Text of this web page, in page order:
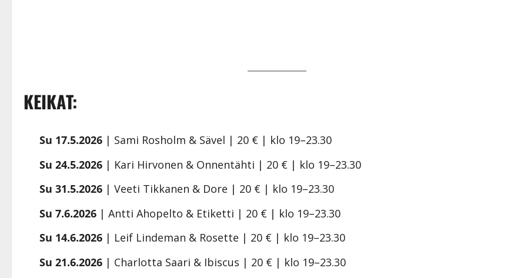
KEIKAT:
Su 17.5.2026 | Sami Rosholm & Sävel | 20 € | klo 19–23.30
Su 24.5.2026 | Kari Hirvonen & Onnentähti | 20 € | klo 19–23.30
Su 31.5.2026 | Veeti Tikkanen & Dore | 20 € | klo 19–23.30
Su 7.6.2026 | Antti Ahopelto & Etiketti | 20 € | klo 19–23.30
Su 14.6.2026 | Leif Lindeman & Rosette | 20 € | klo 19–23.30
Su 21.6.2026 | Charlotta Saari & Ibiscus | 20 € | klo 19–23.30